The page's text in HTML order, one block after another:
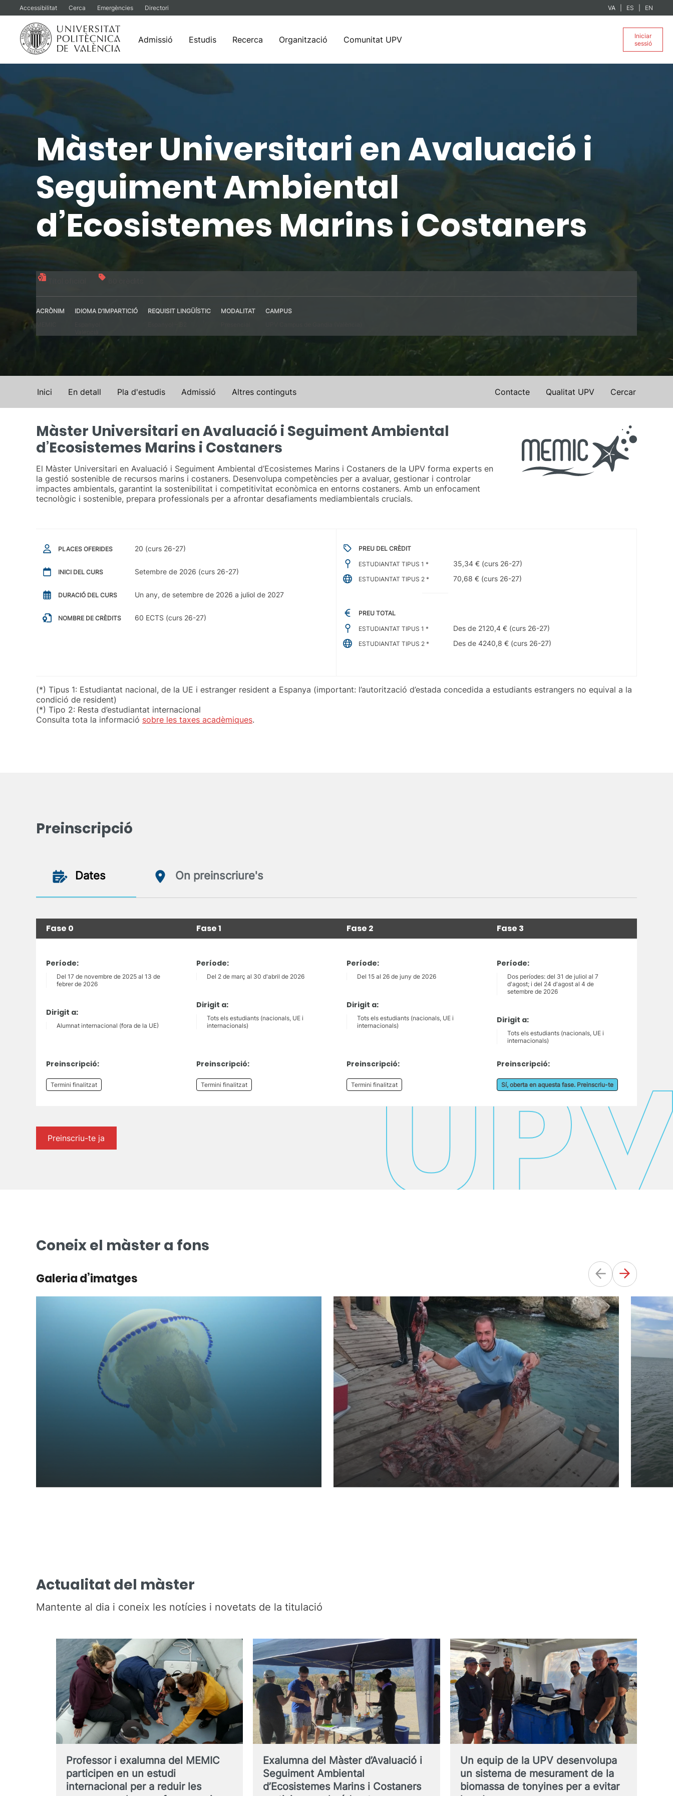
Accessibilitat Cerca Emergències Directori VA ES EN
Admissió Estudis Recerca Organització Comunitat UPV
Iniciar
sessió
al
Màster Universitari en Avaluació i
Seguiment Ambiental
d’Ecosistemes Marins i Costaners
ACRÒNIM
IDIOMA D’IMPARTICIÓ
REQUISIT LINGÜÍSTIC
MODALITAT
CAMPUS
Inici En detall Pla d'estudis Admissió Altres continguts Cercar
Qualitat UPV
Contacte
Màster Universitari en Avaluació i Seguiment Ambiental
d’Ecosistemes Marins i Costaners
El Màster Universitari en Avaluació i Seguiment Ambiental d’Ecosistemes Marins i Costaners de la UPV forma experts en
la gestió sostenible de recursos marins i costaners. Desenvolupa competències per a avaluar, gestionar i controlar
impactes ambientals, garantint la sostenibilitat i competitivitat econòmica en entorns costaners. Amb un enfocament
tecnològic i sostenible, prepara professionals per a afrontar desafiaments mediambientals crucials.
PLACES OFERIDES 20 (curs 26-27)
INICI DEL CURS Setembre de 2026 (curs 26-27)
DURACIÓ DEL CURS Un any, de setembre de 2026 a juliol de 2027
NOMBRE DE CRÈDITS 60 ECTS (curs 26-27)
PREU DEL CRÈDIT
ESTUDIANTAT TIPUS 1 * 35,34 € (curs 26-27)
ESTUDIANTAT TIPUS 2 * 70,68 € (curs 26-27)
PREU TOTAL
ESTUDIANTAT TIPUS 1 * Des de 2120,4 € (curs 26-27)
ESTUDIANTAT TIPUS 2 * Des de 4240,8 € (curs 26-27)
(*) Tipus 1: Estudiantat nacional, de la UE i estranger resident a Espanya (important: l’autorització d’estada concedida a estudiants estrangers no equival a la
condició de resident)
(*) Tipo 2: Resta d’estudiantat internacional
Consulta tota la informació sobre les taxes acadèmiques.
Preinscripció
Dates On preinscriure's
Fase 0
Període:
Del 17 de novembre de 2025 al 13 de
febrer de 2026
Dirigit a:
Alumnat internacional (fora de la UE)
Preinscripció:
Termini finalitzat
Fase 1
Període:
Del 2 de març al 30 d'abril de 2026
Dirigit a:
Tots els estudiants (nacionals, UE i
internacionals)
Preinscripció:
Termini finalitzat
Fase 2
Període:
Del 15 al 26 de juny de 2026
Dirigit a:
Tots els estudiants (nacionals, UE i
internacionals)
Preinscripció:
Termini finalitzat
Fase 3
Període:
Dos períodes: del 31 de juliol al 7
d'agost; i del 24 d'agost al 4 de
setembre de 2026
Dirigit a:
Tots els estudiants (nacionals, UE i
internacionals)
Preinscripció:
Sí, oberta en aquesta fase. Preinscriu-te
Preinscriu-te ja
Coneix el màster a fons
Galeria d’imatges
Actualitat del màster
Mantente al dia i coneix les notícies i novetats de la titulació
Professor i exalumna del MEMIC
participen en un estudi
internacional per a reduir les
Exalumna del Màster d’Avaluació i
Seguiment Ambiental
d’Ecosistemes Marins i Costaners
Un equip de la UPV desenvolupa
un sistema de mesurament de la
biomassa de tonyines per a evitar